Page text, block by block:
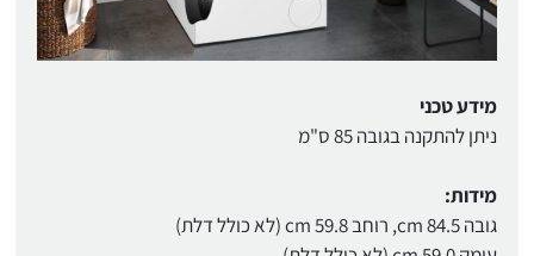
מידע טכני
ניתן להתקנה בגובה 85 ס"מ
מידות:
גובה 84.5 cm, רוחב 59.8 cm (לא כולל דלת)